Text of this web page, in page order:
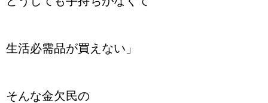
生活必需品が買えない」
そんな金欠民の